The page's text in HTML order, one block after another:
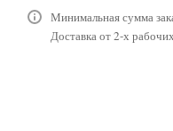
Минимальная сумма
Доставка от 2-х